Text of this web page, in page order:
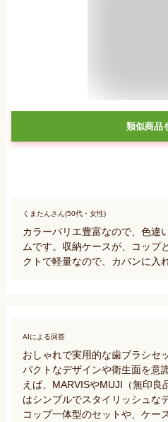
類似商品
くまたんさん(50代・女性)
カラーバリエ豊富なので、色違
ムです。収納ケースが、コップ
クトで軽量なので、カバンに入
AIによる回答
おしゃれで実用的な歯ブラシセ
パクトなデザインや衛生面を意
えば、MARVISやMUJI（無印良
はシンプルでスタイリッシュな
コップ一体型のセットや、ケー